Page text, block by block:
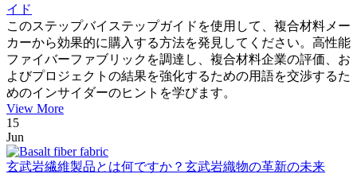
イド
このステップバイステップガイドを使用して、複合材料メー
カーから効果的に購入する方法を発見してください。高性能
ファイバーファブリックを調達し、複合材料企業の評価、お
よびプロジェクトの結果を強化するための用語を交渉するた
めのインサイダーのヒントを学びます。
View More
15
Jun
玄武岩繊維製品とは何ですか？玄武岩織物の革新の未来